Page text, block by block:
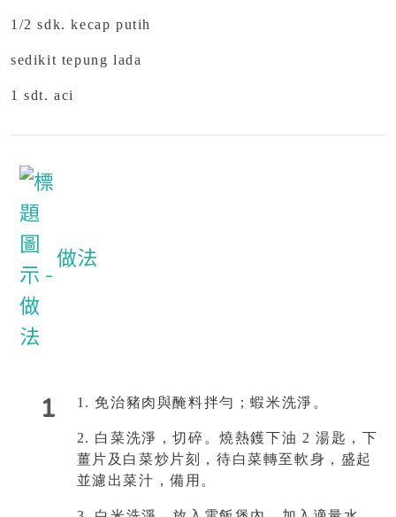
1/2 sdk. kecap putih
sedikit tepung lada
1 sdt. aci
做法
1 1. 免治豬肉與醃料拌勻；蝦米洗淨。
2. 白菜洗淨，切碎。燒熱鑊下油 2 湯匙，下
薑片及白菜炒片刻，待白菜轉至軟身，盛起
並濾出菜汁，備用。